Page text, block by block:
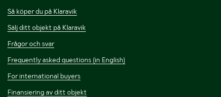
Så köper du på Klaravik
Sälj ditt objekt på Klaravik
Frågor och svar
Frequently asked questions (in English)
For international buyers
Finansiering av ditt objekt